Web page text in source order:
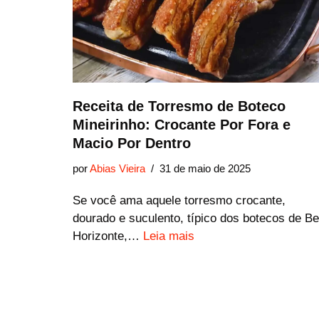
Receita de Torresmo de Boteco
Mineirinho: Crocante Por Fora e
Macio Por Dentro
porAbias Vieira 31 de maio de 2025
Se você ama aquele torresmo crocante,
dourado e suculento, típico dos botecos de
Horizonte,… Leia mais